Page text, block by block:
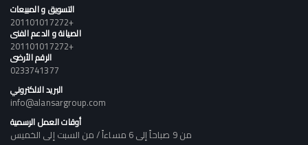
التسويق و المبيعات
+201101017272
الصيانة و الدعم الفنى
+201101017272
الرقم الأرضى
0233741377
البريد الالكتروني
info@alansargroup.com
أوقات العمل الرسمية
من 9 صباحاً إلى 6 مساءاً / من السبت إلى الخميس